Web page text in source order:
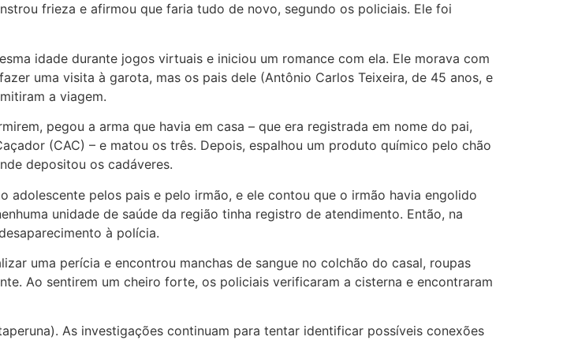
frieza e afirmou que faria tudo de novo, segundo os policiais. Ele foi
idade durante jogos virtuais e iniciou um romance com ela. Ele morava com
uma visita à garota, mas os pais dele (Antônio Carlos Teixeira, de 45 anos, e
a viagem.
pegou a arma que havia em casa – que era registrada em nome do pai,
(CAC) – e matou os três. Depois, espalhou um produto químico pelo chão
depositou os cadáveres.
pelos pais e pelo irmão, e ele contou que o irmão havia engolido
unidade de saúde da região tinha registro de atendimento. Então, na
à polícia.
uma perícia e encontrou manchas de sangue no colchão do casal, roupas
Ao sentirem um cheiro forte, os policiais verificaram a cisterna e encontraram
As investigações continuam para tentar identificar possíveis conexões